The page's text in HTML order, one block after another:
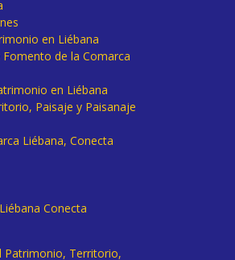
en Liébana
de la Comarca
en Liébana
Paisaje y Paisanaje
Liébana, Conecta
Conecta
Patrimonio, Territorio,